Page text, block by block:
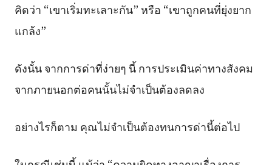
คิดว่า “เขาเริ่มทะเลาะกัน” หรือ “เขาถูกคนที่ยุ่งยาก
แกล้ง”
ดังนั้น จากการด่าที่ง่ายๆ นี้ การประเมินค่าทางสังคม
จากภายนอกต่อคนนั้นไม่จำเป็นต้องลดลง
อย่างไรก็ตาม คุณไม่จำเป็นต้องทนการด่านี้ต่อไป